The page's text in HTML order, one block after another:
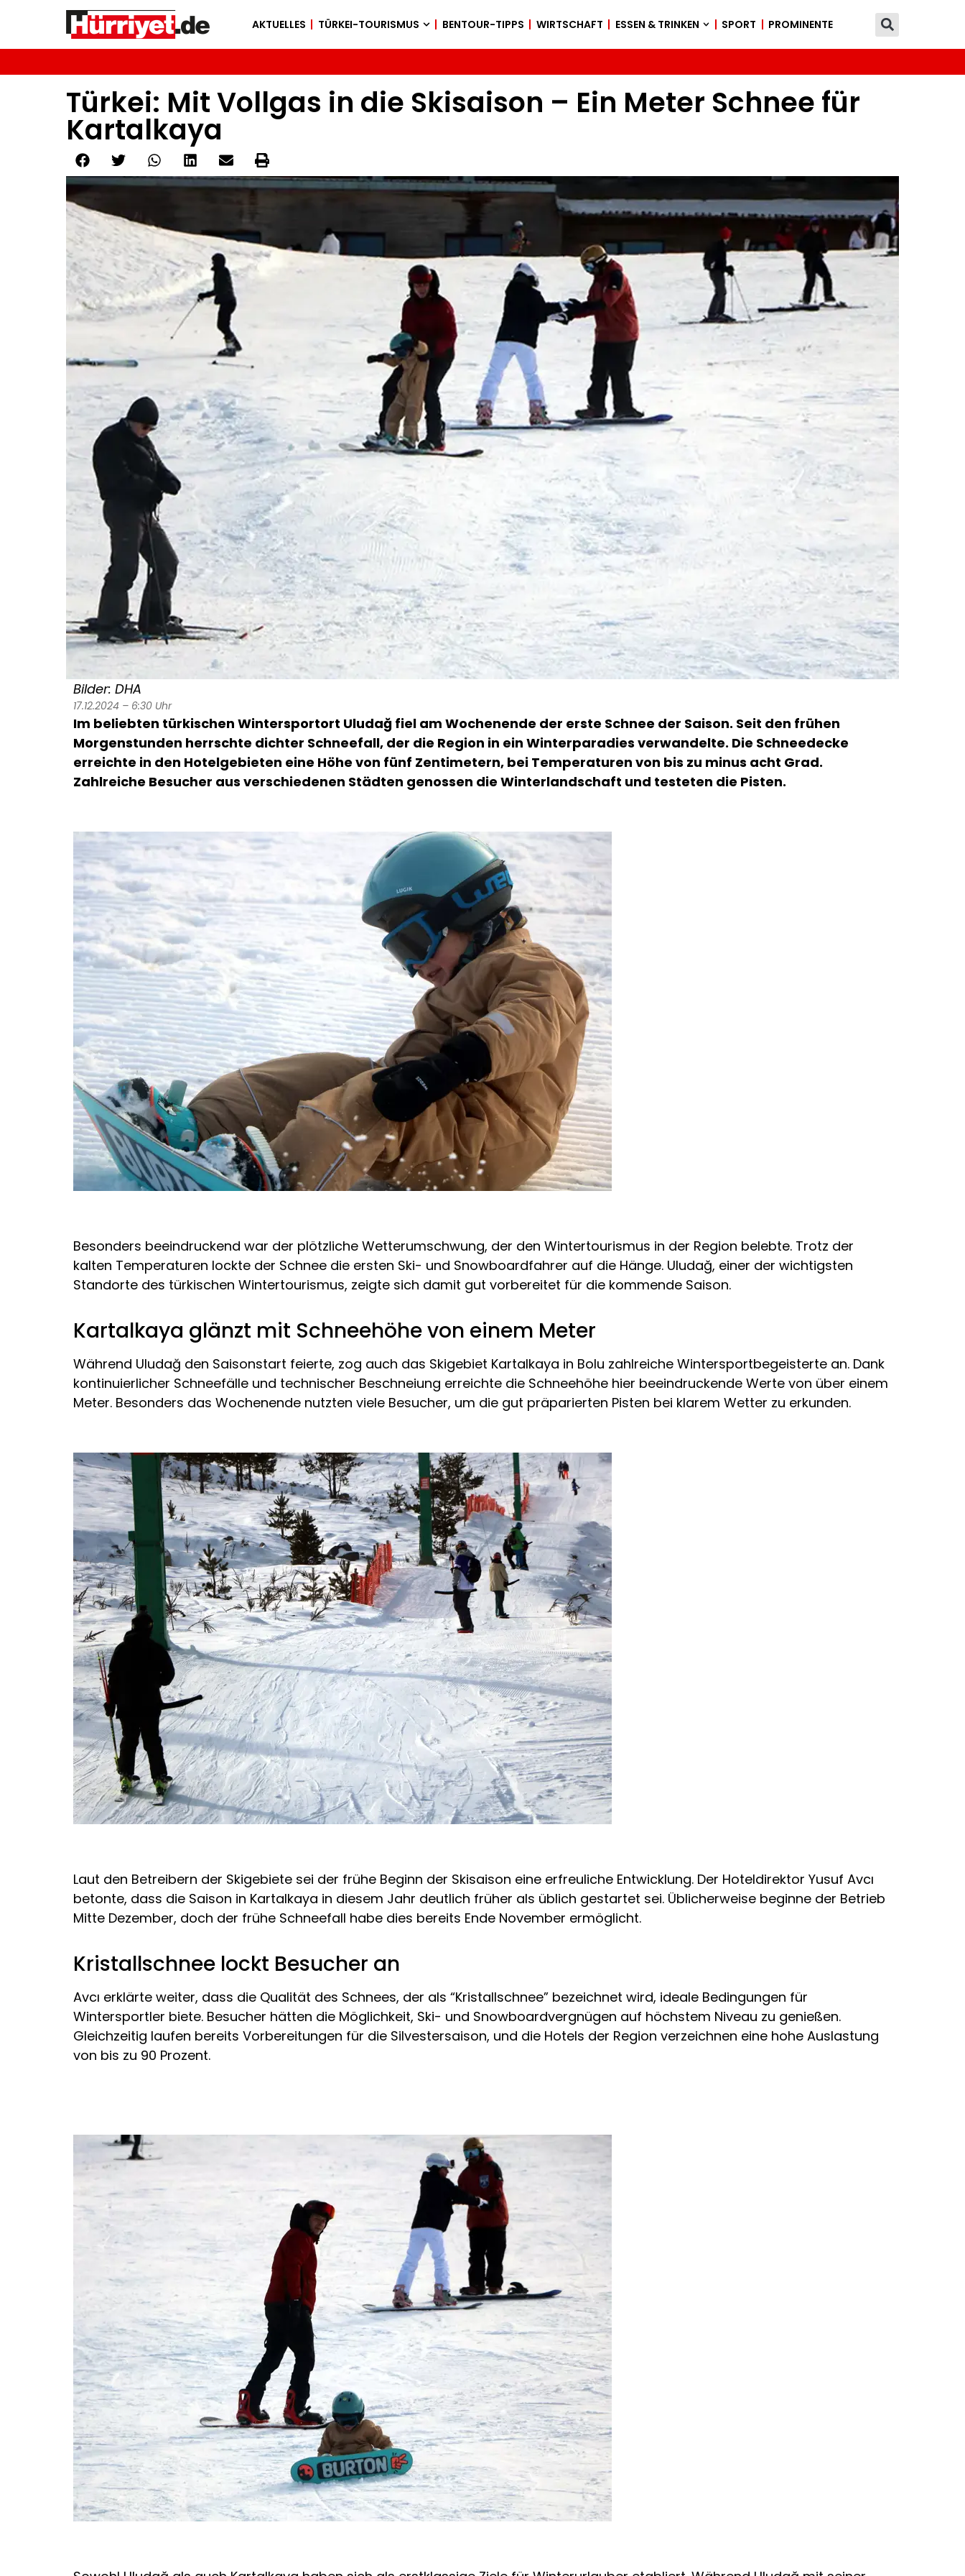
AKTUELLES TÜRKEI-TOURISMUS BENTOUR-TIPPS WIRTSCHAFT ESSEN & TRINKEN SPORT PROMINENTE
Türkei: Mit Vollgas in die Skisaison – Ein Meter Schnee für
Kartalkaya
Bilder: DHA
17.12.2024 – 6:30 Uhr
Im beliebten türkischen Wintersportort Uludağ fiel am Wochenende der erste Schnee der Saison. Seit den frühen
Morgenstunden herrschte dichter Schneefall, der die Region in ein Winterparadies verwandelte. Die Schneedecke
erreichte in den Hotelgebieten eine Höhe von fünf Zentimetern, bei Temperaturen von bis zu minus acht Grad.
Zahlreiche Besucher aus verschiedenen Städten genossen die Winterlandschaft und testeten die Pisten.
Besonders beeindruckend war der plötzliche Wetterumschwung, der den Wintertourismus in der Region belebte. Trotz der
kalten Temperaturen lockte der Schnee die ersten Ski- und Snowboardfahrer auf die Hänge. Uludağ, einer der wichtigsten
Standorte des türkischen Wintertourismus, zeigte sich damit gut vorbereitet für die kommende Saison.
Kartalkaya glänzt mit Schneehöhe von einem Meter
Während Uludağ den Saisonstart feierte, zog auch das Skigebiet Kartalkaya in Bolu zahlreiche Wintersportbegeisterte an. Dank
kontinuierlicher Schneefälle und technischer Beschneiung erreichte die Schneehöhe hier beeindruckende Werte von über einem
Meter. Besonders das Wochenende nutzten viele Besucher, um die gut präparierten Pisten bei klarem Wetter zu erkunden.
Laut den Betreibern der Skigebiete sei der frühe Beginn der Skisaison eine erfreuliche Entwicklung. Der Hoteldirektor Yusuf Avcı
betonte, dass die Saison in Kartalkaya in diesem Jahr deutlich früher als üblich gestartet sei. Üblicherweise beginne der Betrieb
Mitte Dezember, doch der frühe Schneefall habe dies bereits Ende November ermöglicht.
Kristallschnee lockt Besucher an
Avcı erklärte weiter, dass die Qualität des Schnees, der als “Kristallschnee” bezeichnet wird, ideale Bedingungen für
Wintersportler biete. Besucher hätten die Möglichkeit, Ski- und Snowboardvergnügen auf höchstem Niveau zu genießen.
Gleichzeitig laufen bereits Vorbereitungen für die Silvestersaison, und die Hotels der Region verzeichnen eine hohe Auslastung
von bis zu 90 Prozent.